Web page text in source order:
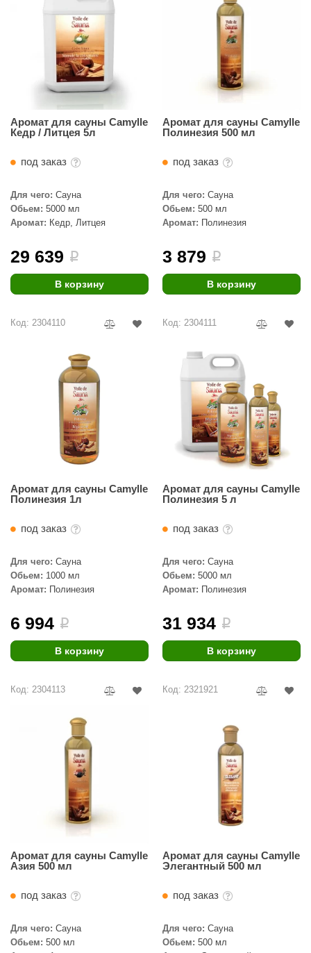
Аромат для сауны Camylle
Кедр / Литцея 5л
под заказ
Для чего: Сауна
Обьем: 5000 мл
Аромат: Кедр, Литцея
29 639 i
В корзину
Аромат для сауны Camylle
Полинезия 500 мл
под заказ
Для чего: Сауна
Обьем: 500 мл
Аромат: Полинезия
3 879 i
В корзину
Код: 2304110
Аромат для сауны Camylle
Полинезия 1л
под заказ
Для чего: Сауна
Обьем: 1000 мл
Аромат: Полинезия
6 994 i
В корзину
Код: 2304111
Аромат для сауны Camylle
Полинезия 5 л
под заказ
Для чего: Сауна
Обьем: 5000 мл
Аромат: Полинезия
31 934 i
В корзину
Код: 2304113
Аромат для сауны Camylle
Азия 500 мл
под заказ
Для чего: Сауна
Обьем: 500 мл
Код: 2321921
Аромат для сауны Camylle
Элегантный 500 мл
под заказ
Для чего: Сауна
Обьем: 500 мл